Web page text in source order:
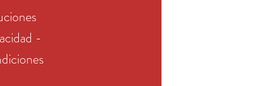
-